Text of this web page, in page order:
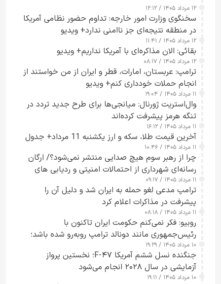
۱۲ مرداد ۱۴۰۵ / ۱۲:۱۲
سخنگوی وزارت امور خارجه: تداوم حضور نظامی آمریکا
در منطقه نتیجه‌ای جز ناامنی ندارد+ ویدیو
۱۲ مرداد ۱۴۰۵ / ۱۱:۴۱
بقائی: الان مذاکره‌ای با آمریکا نداریم+ ویدیو
۱۲ مرداد ۱۴۰۵ / ۰۸:۱۷
ترامپ: عربستان، امارات، قطر و ایران از من خواستند از
انجام حملات خودداری کنم+ ویدیو
۱۱ مرداد ۱۴۰۵ / ۱۹:۰۴
وال‌استریت ژورنال: میانجی‌ها برای طرح جدید تردد در
تنگه هرمز پیشرفت کرده‌اند
۱۱ مرداد ۱۴۰۵ / ۱۶:۱۲
آخرین قیمت طلا، سکه و ارز یکشنبه 11 مرداد+ جدول
۱۱ مرداد ۱۴۰۵ / ۱۰:۴۶
چرا از رهبر سوم هیچ صدایی منتشر نمی‌شود؟/ ارگان
رسانه‌ای شهرداری از احتمالات امنیتی و ردیابی های
جاسوسی گفت
۱۱ مرداد ۱۴۰۵ / ۰۹:۱۷
ترامپ مدعی لغو حمله به ایران شد و دلیل آن را
پیشرفت در مذاکرات اعلام کرد
۱۱ مرداد ۱۴۰۵ / ۰۸:۱۸
روبیو: فکر نمی‌کنم حکومت ایران تاکنون با
رئیس‌جمهوری مانند دونالد ترامپ روبه‌رو شده باشد؛
کسی که واقعاً دست به اقدام می‌زند
۱۰ مرداد ۱۴۰۵ / ۱۹:۲۹
جنگنده نسل ششم آمریکا F-۴۷؛ نخستین پرواز
آزمایشی در سال ۲۰۲۸ انجام می‌شود
۱۰ مرداد ۱۴۰۵ / ۱۹:۱۱